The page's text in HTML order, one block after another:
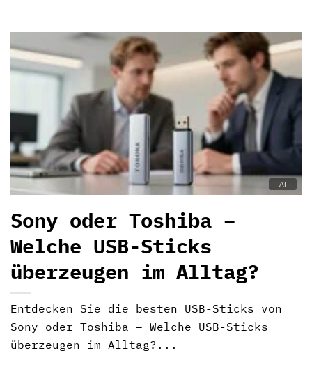
Sony oder Toshiba –
Welche USB-Sticks
überzeugen im Alltag?
Entdecken Sie die besten USB-Sticks von
Sony oder Toshiba – Welche USB-Sticks
überzeugen im Alltag?...